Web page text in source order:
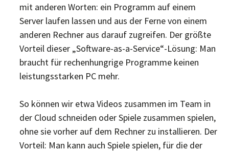
mit anderen Worten: ein Programm auf einem
Server laufen lassen und aus der Ferne von einem
anderen Rechner aus darauf zugreifen. Der größte
Vorteil dieser „Software-as-a-Service“-Lösung: Man
braucht für rechenhungrige Programme keinen
leistungsstarken PC mehr.
So können wir etwa Videos zusammen im Team in
der Cloud schneiden oder Spiele zusammen spielen,
ohne sie vorher auf dem Rechner zu installieren. Der
Vorteil: Man kann auch Spiele spielen, für die der